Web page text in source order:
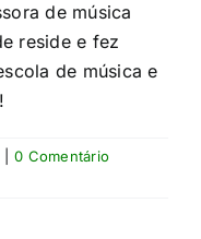
de música
reside e fez
de música e
0 Comentário